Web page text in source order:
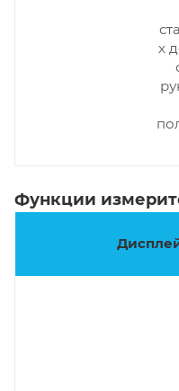
х
Функции